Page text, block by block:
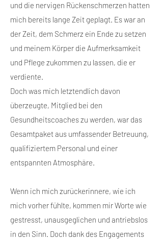
und die nervigen Rückenschmerzen hatten
mich bereits lange Zeit geplagt. Es war an
der Zeit, dem Schmerz ein Ende zu setzen
und meinem Körper die Aufmerksamkeit
und Pflege zukommen zu lassen, die er
verdiente.
Doch was mich letztendlich davon
überzeugte, Mitglied bei den
Gesundheitscoaches zu werden, war das
Gesamtpaket aus umfassender Betreuung,
qualifiziertem Personal und einer
entspannten Atmosphäre.
Wenn ich mich zurückerinnere, wie ich
mich vorher fühlte, kommen mir Worte wie
gestresst, unausgeglichen und antriebslos
in den Sinn. Doch dank des Engagements